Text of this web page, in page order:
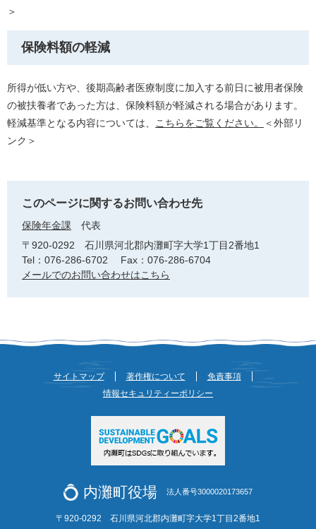
＞
保険料額の軽減
所得が低い方や、後期高齢者医療制度に加入する前日に被用者保険
の被扶養者であった方は、保険料額が軽減される場合があります。
軽減基準となる内容については、
こちらをご覧ください。
＜外部リ
ンク＞
このページに関するお問い合わせ先
保険年金課
代表
〒920-0292
石川県河北郡内灘町字大学1丁目2番地1
Tel：076-286-6702
Fax：076-286-6704
メールでのお問い合わせはこちら
サイトマップ 著作権について
免責事項
情報セキュリティーポリシー
内灘町役場 法人番号3000020173657
〒920-0292 石川県河北郡内灘町字大学1丁目2番地1